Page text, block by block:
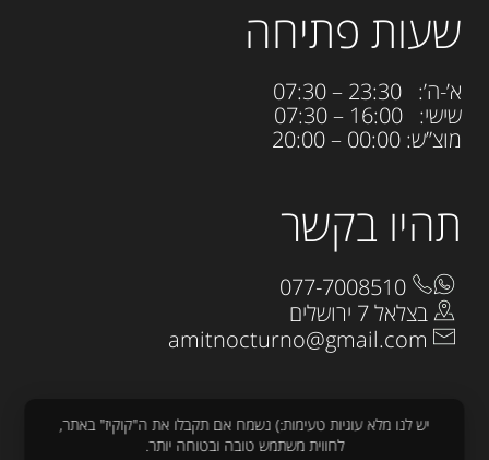
תהיו בקשר
בצלאל 7 ירושלים
שעות פתיחה
א’-ה’: 23:30 – 07:30
שישי: 16:00 – 07:30
מוצ”ש: 00:00 – 20:00
יש לנו מלא עוגיות טעימות:) נשמח אם תקבלו את ה"קוקיז" באתר,
לחווית משתמש טובה ובטוחה יותר.